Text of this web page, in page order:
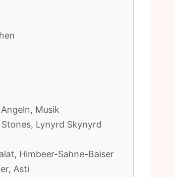
Musik
Lynyrd Skynyrd
Himbeer-Sahne-Baiser
Asti